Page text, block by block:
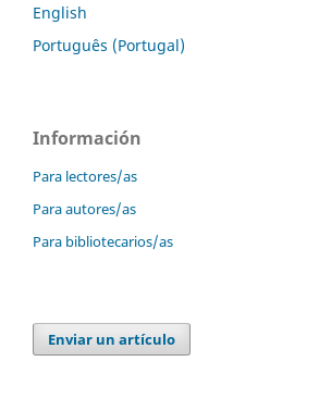
English
Português (Portugal)
Información
Para lectores/as
Para autores/as
Para bibliotecarios/as
Enviar un artículo